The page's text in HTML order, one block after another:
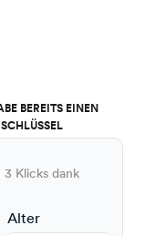
BEREITS EINEN
SCHLÜSSEL
3 Klicks dank
Alter